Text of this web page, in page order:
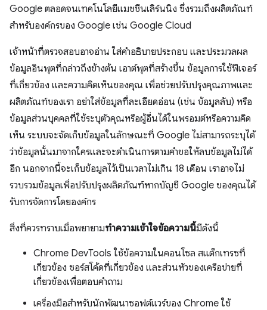
Google ตลอดจนเทคโนโลยีแมชชีนเลิร์นนิง ซึ่งรวมถึงผลิตภัณฑ์
สำหรับองค์กรของ Google เช่น Google Cloud
เจ้าหน้าที่ตรวจสอบอาจอ่าน ใส่คำอธิบายประกอบ และประมวลผล
ข้อมูลอินพุตที่กล่าวถึงข้างต้น เอาต์พุตที่สร้างขึ้น ข้อมูลการใช้ฟีเจอร์
ที่เกี่ยวข้อง และความคิดเห็นของคุณ เพื่อช่วยปรับปรุงคุณภาพและ
ผลิตภัณฑ์ของเรา อย่าใส่ข้อมูลที่ละเอียดอ่อน (เช่น ข้อมูลลับ) หรือ
ข้อมูลส่วนบุคคลที่ใช้ระบุตัวคุณหรือผู้อื่นได้ในพรอมต์หรือความคิด
เห็น ระบบจะจัดเก็บข้อมูลในลักษณะที่ Google ไม่สามารถระบุได้
ว่าข้อมูลนั้นมาจากใครและจะดำเนินการตามคำขอให้ลบข้อมูลไม่ได้
อีก นอกจากนี้จะเก็บข้อมูลไว้เป็นเวลาไม่เกิน 18 เดือน เราอาจไม่
รวบรวมข้อมูลเพื่อปรับปรุงผลิตภัณฑ์หากบัญชี Google ของคุณได้
รับการจัดการโดยองค์กร
สิ่งที่ควรทราบเมื่อพยายามทำความเข้าใจข้อความนี้มีดังนี้
Chrome DevTools ใช้ข้อความในคอนโซล สแต็กเทรซที่
เกี่ยวข้อง ซอร์สโค้ดที่เกี่ยวข้อง และส่วนหัวของเครือข่ายที่
เกี่ยวข้องเพื่อตอบคำถาม
เครื่องมือสำหรับนักพัฒนาซอฟต์แวร์ของ Chrome ใช้